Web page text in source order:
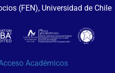
(FEN), Universidad de Chile
Académicos